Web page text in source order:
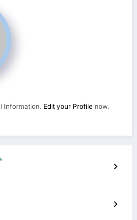
Information. Edit your Profile now.